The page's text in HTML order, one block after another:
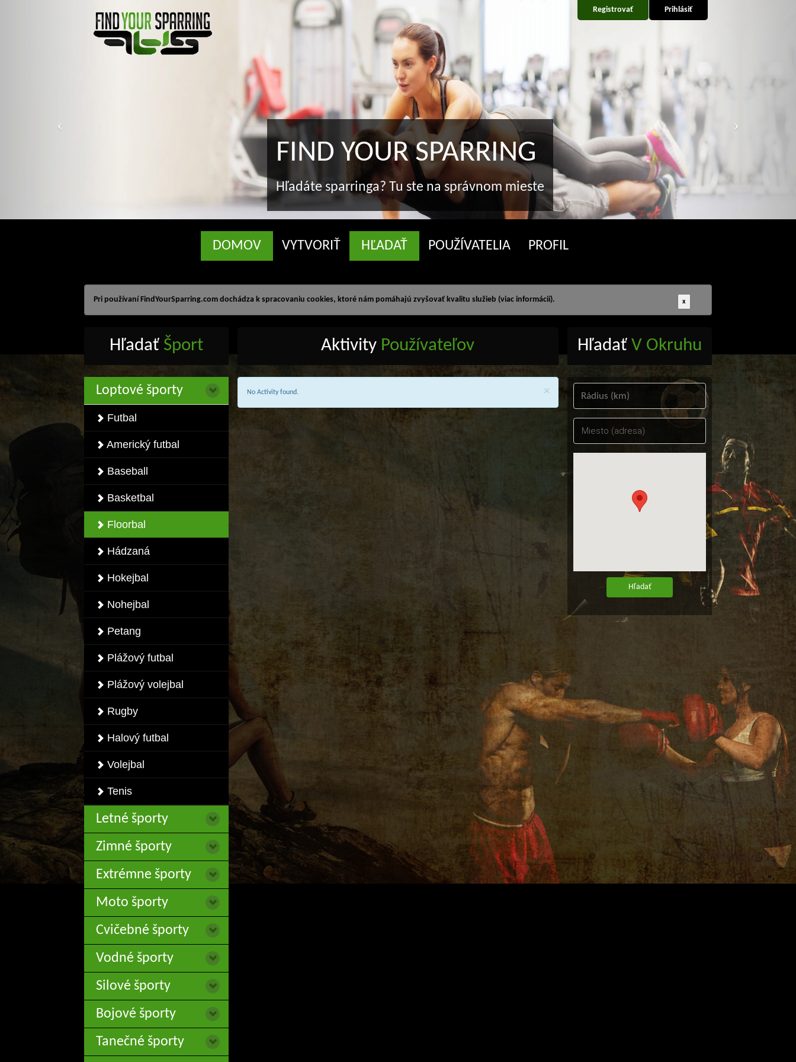
Prihlásiť
Registrovať
FIND YOUR SPARRING
Hľadáte sparringa? Tu ste na správnom mieste
DOMOV VYTVORIŤ HĽADAŤ POUŽÍVATELIA PROFIL
x
Pri používaní FindYourSparring.com dochádza k spracovaniu cookies, ktoré nám pomáhajú zvyšovať kvalitu služieb (viac informácií).
Hľadať Šport
Loptové športy
Futbal
Americký futbal
Baseball
Basketbal
Floorbal
Hádzaná
Hokejbal
Nohejbal
Petang
Plážový futbal
Plážový volejbal
Rugby
Halový futbal
Volejbal
Tenis
Letné športy
Zimné športy
Extrémne športy
Moto športy
Cvičebné športy
Vodné športy
Silové športy
Bojové športy
Tanečné športy
Aktivity Používateľov
×
No Activity found.
HľadaťV Okruhu